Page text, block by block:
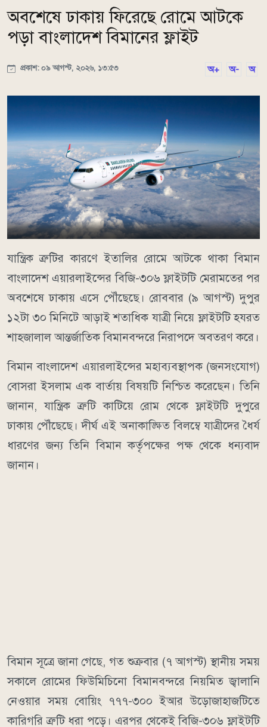
অবশেষে ঢাকায় ফিরেছে রোমে আটকে
পড়া বাংলাদেশ বিমানের ফ্লাইট
প্রকাশ: ০৯ আগস্ট, ২০২৬, ১৩:৫৩ অ+ অ- অ
যান্ত্রিক ত্রুটির কারণে ইতালির রোমে আটকে থাকা বিমান
বাংলাদেশ এয়ারলাইন্সের বিজি-৩০৬ ফ্লাইটটি মেরামতের পর
অবশেষে ঢাকায় এসে পৌঁছেছে। রোববার (৯ আগস্ট) দুপুর
১২টা ৩০ মিনিটে আড়াই শতাধিক যাত্রী নিয়ে ফ্লাইটটি হযরত
শাহজালাল আন্তর্জাতিক বিমানবন্দরে নিরাপদে অবতরণ করে।
বিমান বাংলাদেশ এয়ারলাইন্সের মহাব্যবস্থাপক (জনসংযোগ)
বোসরা ইসলাম এক বার্তায় বিষয়টি নিশ্চিত করেছেন। তিনি
জানান, যান্ত্রিক ত্রুটি কাটিয়ে রোম থেকে ফ্লাইটটি দুপুরে
ঢাকায় পৌঁছেছে। দীর্ঘ এই অনাকাঙ্ক্ষিত বিলম্বে যাত্রীদের ধৈর্য
ধারণের জন্য তিনি বিমান কর্তৃপক্ষের পক্ষ থেকে ধন্যবাদ
জানান।
বিমান সূত্রে জানা গেছে, গত শুক্রবার (৭ আগস্ট) স্থানীয় সময়
সকালে রোমের ফিউমিচিনো বিমানবন্দরে নিয়মিত জ্বালানি
নেওয়ার সময় বোয়িং ৭৭৭-৩০০ ইআর উড়োজাহাজটিতে
কারিগরি ত্রুটি ধরা পড়ে। এরপর থেকেই বিজি-৩০৬ ফ্লাইটটি